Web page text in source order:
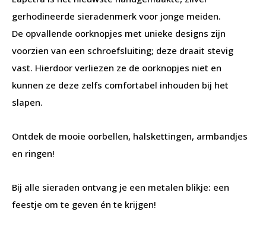
gerhodineerde sieradenmerk voor jonge meiden.
De opvallende oorknopjes met unieke designs zijn
voorzien van een schroefsluiting; deze draait stevig
vast. Hierdoor verliezen ze de oorknopjes niet en
kunnen ze deze zelfs comfortabel inhouden bij het
slapen.
Ontdek de mooie oorbellen, halskettingen, armbandjes
en ringen!
Bij alle sieraden ontvang je een metalen blikje: een
feestje om te geven én te krijgen!​